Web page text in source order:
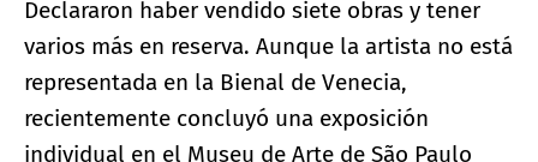
Declararon haber vendido siete obras y tener
varios más en reserva. Aunque la artista no está
representada en la Bienal de Venecia,
recientemente concluyó una exposición
individual en el Museu de Arte de São Paulo